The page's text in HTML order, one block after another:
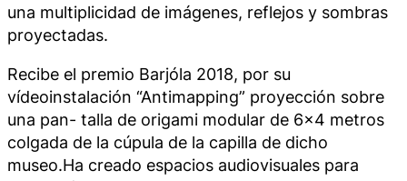
una multiplicidad de imágenes, reflejos y sombras
proyectadas.
Recibe el premio Barjóla 2018, por su
vídeoinstalación “Antimapping” proyección sobre
una pan- talla de origami modular de 6×4 metros
colgada de la cúpula de la capilla de dicho
museo.Ha creado espacios audiovisuales para